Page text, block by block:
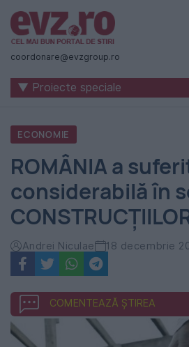
Știri
naționale
internaționale
România
-
Evenimentul
Zilei
coordonare@evzgroup.ro
▼ Proiecte speciale
ECONOMIE
ROMÂNIA a
considerabilă în
Andrei Niculae 18 decembrie
COMENTEAZĂ ȘTIREA